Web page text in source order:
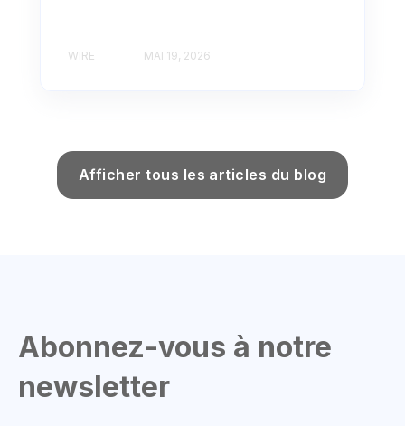
WIRE MAI 19, 2026
Afficher tous les articles du blog
Abonnez-vous à notre
newsletter